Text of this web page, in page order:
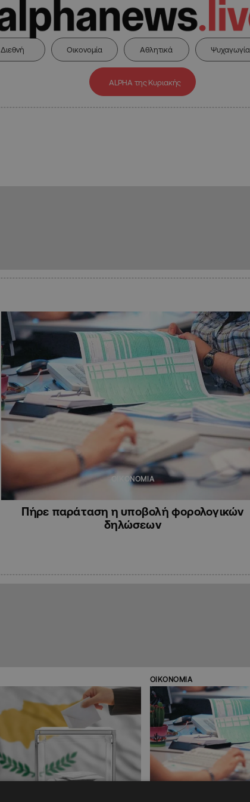
Διεθνή Οικονομία Αθλητικά Ψυχαγωγία
ALPHA της Κυριακής
ΟΙΚΟΝΟΜΙΑ
Πήρε παράταση η υποβολή φορολογικών
δηλώσεων
ΟΙΚΟΝΟΜΙΑ